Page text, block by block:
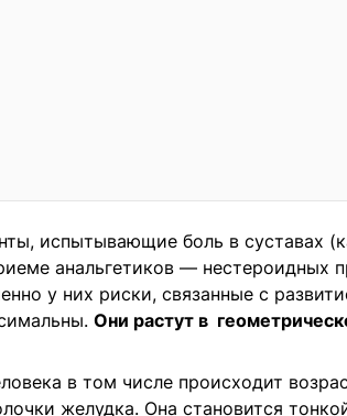
испытывающие боль в суставах
анальгетиков — нестероидных
у них риски, связанные с
Они растут в
в том числе происходит
желудка. Она становится